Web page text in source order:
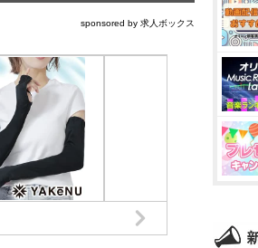
sponsored by 求人ボックス